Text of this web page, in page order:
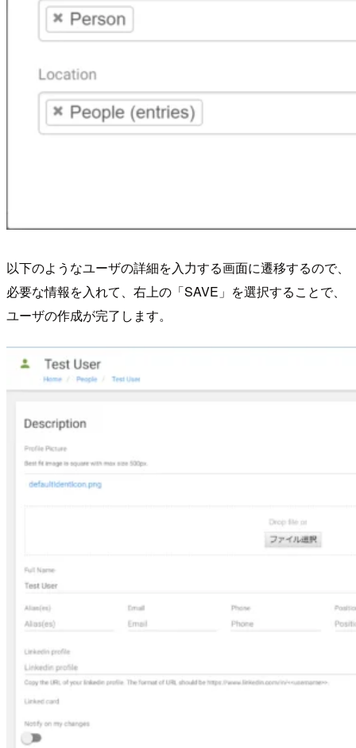
以下のようなユーザの詳細を入力する画面に遷移するので、
必要な情報を入れて、右上の「SAVE」を選択することで、
ユーザの作成が完了します。